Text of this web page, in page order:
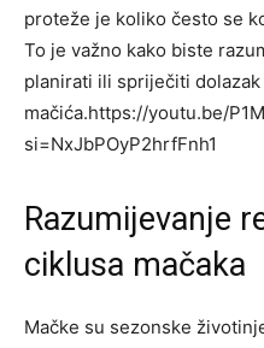
proteže je koliko često se
To je važno kako biste
planirati ili spriječiti dolazak
mačića.https://youtu.be/
si=NxJbPOyP2hrfFnh1
Razumijevanje
ciklusa mačaka
Mačke su sezonske